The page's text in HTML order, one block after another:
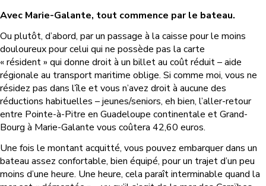
Avec Marie-Galante, tout commence par le bateau.
Ou plutôt, d’abord, par un passage à la caisse pour le moins
douloureux pour celui qui ne possède pas la carte
« résident » qui donne droit à un billet au coût réduit – aide
régionale au transport maritime oblige. Si comme moi, vous ne
résidez pas dans l’île et vous n’avez droit à aucune des
réductions habituelles – jeunes/seniors, eh bien, l’aller-retour
entre Pointe-à-Pitre en Guadeloupe continentale et Grand-
Bourg à Marie-Galante vous coûtera 42,60 euros.
Une fois le montant acquitté, vous pouvez embarquer dans un
bateau assez confortable, bien équipé, pour un trajet d’un peu
moins d’une heure. Une heure, cela paraît interminable quand la